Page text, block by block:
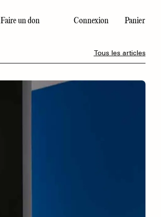
Faire un don Connexion Panier
Tous les articles